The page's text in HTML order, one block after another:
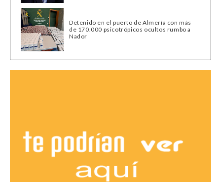
Detenido en el puerto de Almería con más
de 170.000 psicotrópicos ocultos rumbo a
Nador